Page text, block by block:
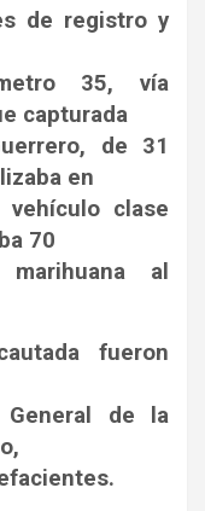
de registro y
35, vía
capturada
de 31
en
clase
70
al
fueron
de la